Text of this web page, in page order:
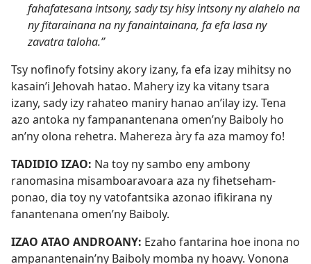
fahafatesana intsony, sady tsy hisy intsony ny alahelo na
ny fitarainana na ny fanaintainana, fa efa lasa ny
zavatra taloha.”
Tsy nofinofy fotsiny akory izany, fa efa izay mihitsy no
kasain’i Jehovah hatao. Mahery izy ka vitany tsara
izany, sady izy rahateo maniry hanao an’ilay izy. Tena
azo antoka ny fampanantenana omen’ny Baiboly ho
an’ny olona rehetra. Mahereza àry fa aza mamoy fo!
TADIDIO IZAO: Na toy ny sambo eny ambony
ranomasina misamboaravoara aza ny fihetseham-
ponao, dia toy ny vatofantsika azonao ifikirana ny
fanantenana omen’ny Baiboly.
IZAO ATAO ANDROANY: Ezaho fantarina hoe inona no
ampanantenain’ny Baiboly momba ny hoavy. Vonona